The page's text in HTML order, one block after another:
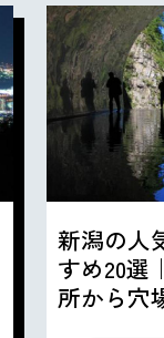
新潟の人
すめ20選
所から穴